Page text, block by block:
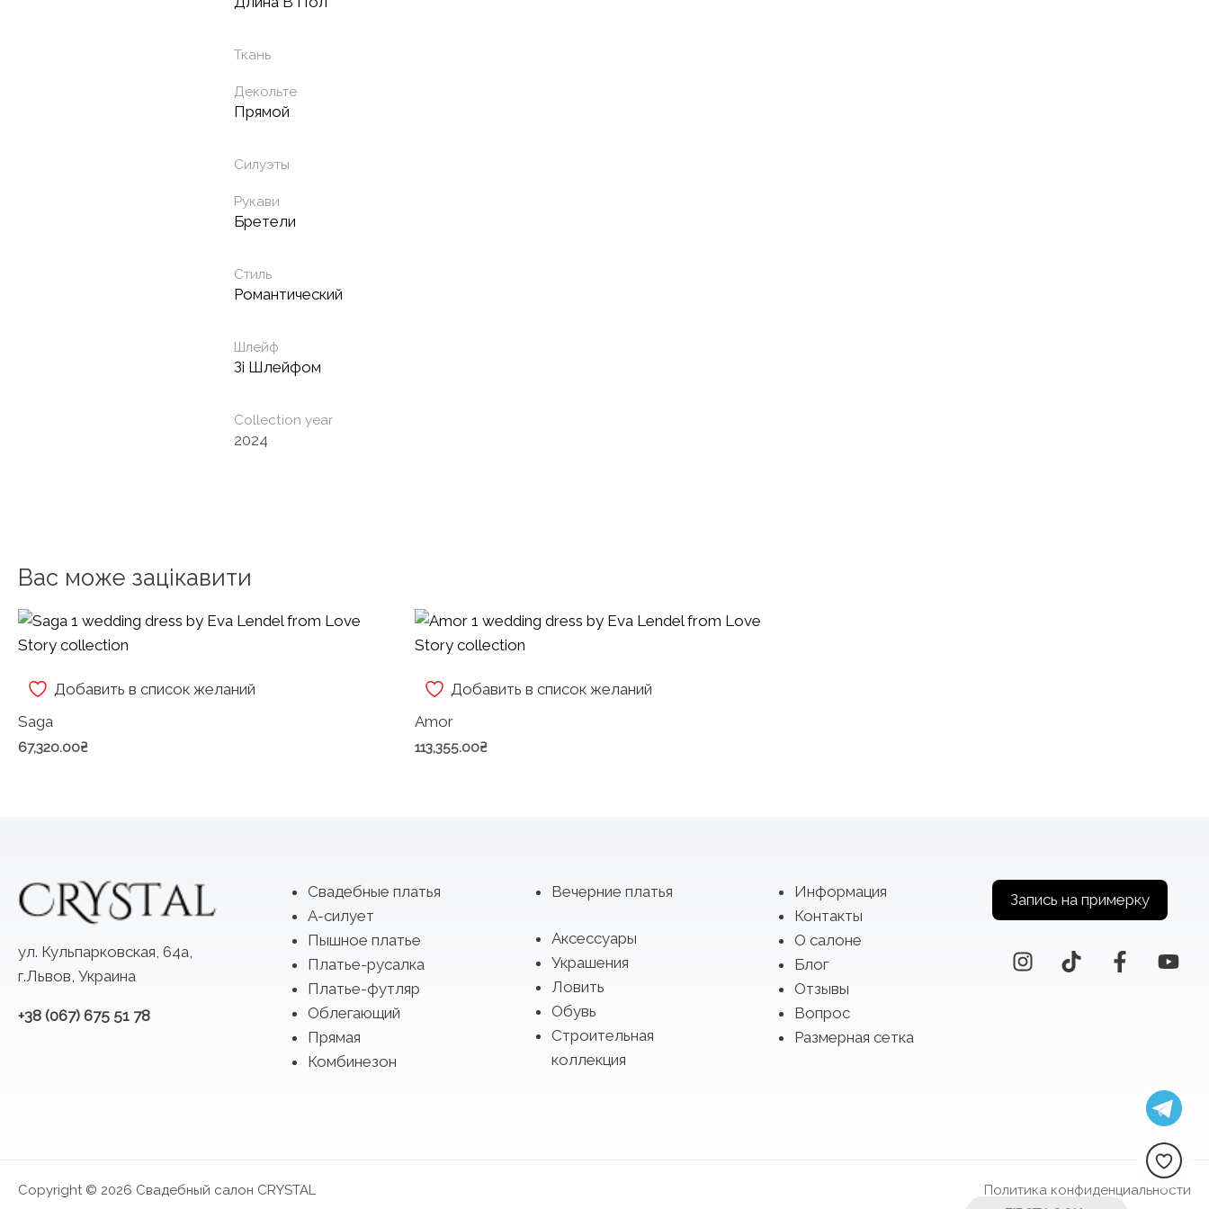
Ткань
Декольте
Прямой
Силуэты
Рукави
Бретели
Стиль
Романтический
Шлейф
Зі Шлейфом
Collection year
2024
Вас може зацікавити
Добавить в список желаний
Saga
67,320.00₴
Добавить в список желаний
Amor
113,355.00₴
ул. Кульпарковская, 64а,
г.Львов, Украина
+38 (067) 675 51 78
Свадебные платья
А-силует
Пышное платье
Платье-русалка
Платье-футляр
Облегающий
Прямая
Комбинезон
Вечерние платья
Аксессуары
Украшения
Ловить
Обувь
Строительная
коллекция
Информация
Контакты
О салоне
Блог
Отзывы
Вопрос
Размерная сетка
Запись на примерку
Copyright © 2026 Свадебный салон CRYSTAL
Политика конфиденциальности